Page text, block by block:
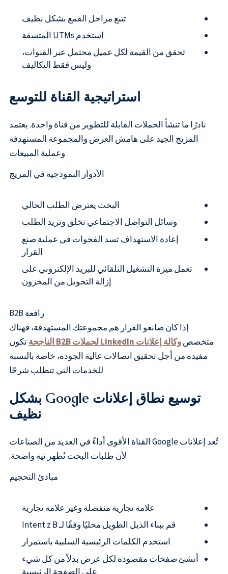
تتبع مراحل القمع بشكل نظيف
استخدم UTMs المتسقة
تحقق من القيمة لكل عميل محتمل عبر القنوات،
وليس فقط التكاليف
استراتيجية القناة للتوسع
نادرًا ما تنشأ الحملات القابلة للتطوير من قناة واحدة. يعتمد
المزيج الجيد على هامش العرض والمجموعة المستهدفة
وعملية المبيعات
الأدوار النموذجية في المزيج
البحث يعترض الطلب الحالي
وسائل التواصل الاجتماعي تخلق وتزيد الطلب
إعادة الاستهداف تسد الفجوات في عملية صنع
القرار
تعمل ميزة التشغيل التلقائي للبريد الإلكتروني على
إزالة التحويل من المخزون
رافعة B2B
إذا كان صانعو القرار هم مجموعتك المستهدفة، فهناك
متخصصوكالة إعلانات LinkedIn لحملات B2B الناجحة
تكون
مفيدة من أجل تحقيق اتصالات عالية الجودة، خاصة بالنسبة
للخدمات التي تتطلب شرحًا
توسيع نطاق إعلانات Google بشكل
نظيف
تُعد إعلانات Google القناة الأقوى أداءً في العديد من الصناعات
لأن طلبات البحث تُظهر نية واضحة.
مبادئ التحجيم
علامة تجارية منفصلة وغير علامة تجارية
قم ببناء الذيل الطويل محليًا وفقًا لـ Intent z B
استخدم الكلمات الرئيسية السلبية باستمرار
أنشئ صفحات مقصودة لكل عرض بدلاً من كل شيء
على الصفحة الرئيسية